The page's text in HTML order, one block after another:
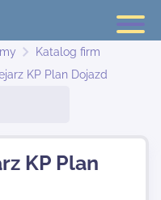
Katalog firm
KP Plan Dojazd
KP Plan